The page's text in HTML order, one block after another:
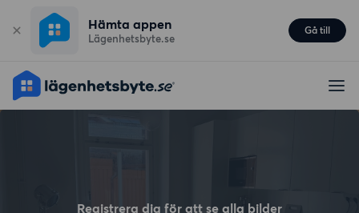
Hämta appen
Lägenhetsbyte.se
Gå till
Registrera dig för att se alla bilder